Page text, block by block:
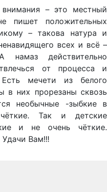
– это местный
пишет положительных
– такова натура и
всех и всё –
намаз действительно
от процесса и
Есть мечети из белого
в них прорезаны сквозь
необычные -зыбкие в
Так и детские
и не очень чёткие.
Удачи Вам!!!